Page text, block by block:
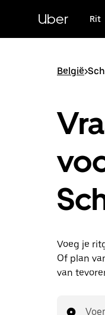
hoofdinhoudUber Rit
België>
Voeg je
Of plan
van